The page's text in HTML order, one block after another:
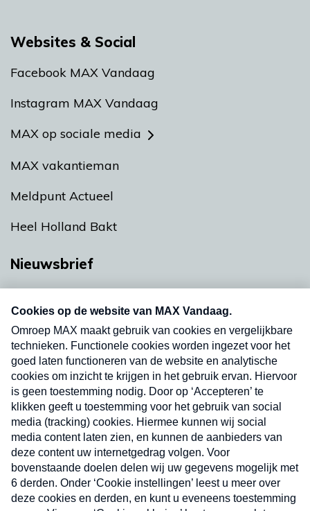
Websites & Social
Facebook MAX Vandaag
Instagram MAX Vandaag
MAX op sociale media
MAX vakantieman
Meldpunt Actueel
Heel Holland Bakt
Nieuwsbrief
nieuwsbrief. Elke vrijdag- en dinsdagochtend in
uw mailbox.
Verzend
Nieuwsbrief